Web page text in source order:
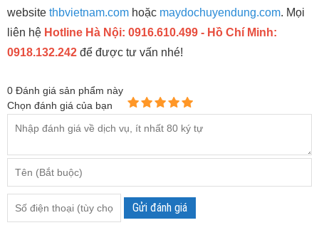
website thbvietnam.com hoặc maydochuyendung.com. Mọi
liên hệ Hotline Hà Nội: 0916.610.499 - Hồ Chí Minh:
0918.132.242 để được tư vấn nhé!
0 Đánh giá sản phẩm này
Chọn đánh giá của bạn
Gửi đánh giá